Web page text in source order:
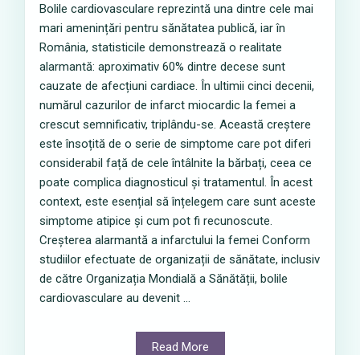
Bolile cardiovasculare reprezintă una dintre cele mai
mari amenințări pentru sănătatea publică, iar în
România, statisticile demonstrează o realitate
alarmantă: aproximativ 60% dintre decese sunt
cauzate de afecțiuni cardiace. În ultimii cinci decenii,
numărul cazurilor de infarct miocardic la femei a
crescut semnificativ, triplându-se. Această creștere
este însoțită de o serie de simptome care pot diferi
considerabil față de cele întâlnite la bărbați, ceea ce
poate complica diagnosticul și tratamentul. În acest
context, este esențial să înțelegem care sunt aceste
simptome atipice și cum pot fi recunoscute.
Creșterea alarmantă a infarctului la femei Conform
studiilor efectuate de organizații de sănătate, inclusiv
de către Organizația Mondială a Sănătății, bolile
cardiovasculare au devenit ...
Read More